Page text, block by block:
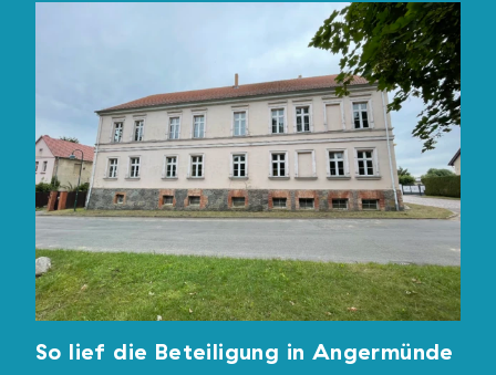
So lief die Beteiligung in Angermünde